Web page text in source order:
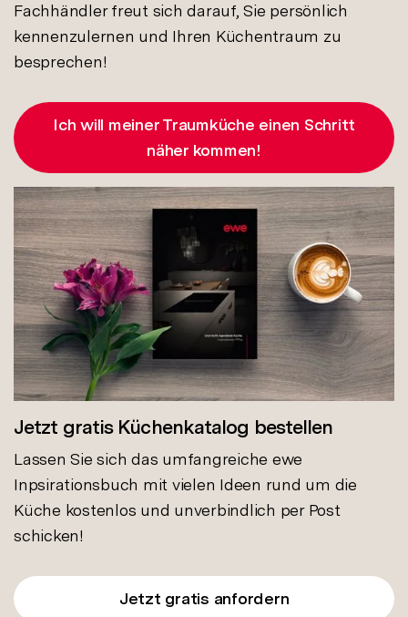
Fachhändler freut sich darauf, Sie persönlich
kennenzulernen und Ihren Küchentraum zu
besprechen!
Ich will meiner Traumküche einen Schritt
näher kommen!
Jetzt gratis Küchenkatalog bestellen
Lassen Sie sich das umfangreiche ewe
Inpsirationsbuch mit vielen Ideen rund um die
Küche kostenlos und unverbindlich per Post
schicken!
Jetzt gratis anfordern